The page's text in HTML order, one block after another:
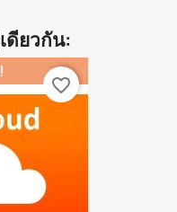
ดียวกัน:
favorite_border